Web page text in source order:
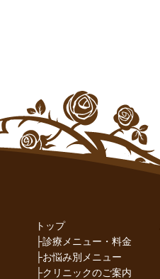
トップ
├診療メニュー・料金
├お悩み別メニュー
├クリニックのご案内